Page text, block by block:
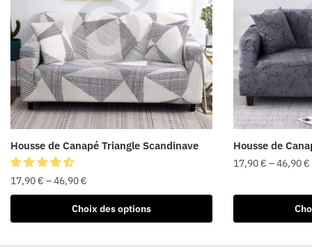
Housse de Canapé Triangle Scandinave
17,90€ –46,90€
Choix des options
Housse de
17,90€ –46,90€